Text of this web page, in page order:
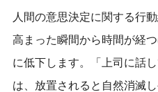
人間の意思決定に関する行
高まった瞬間から時間が経
に低下します。「上司に話
は、放置されると自然消滅